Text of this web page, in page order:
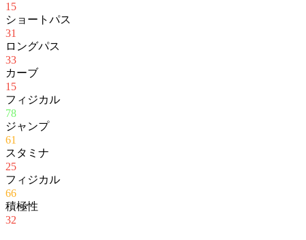
15
ショートパス
31
ロングパス
33
カーブ
15
フィジカル
78
ジャンプ
61
スタミナ
25
フィジカル
66
積極性
32